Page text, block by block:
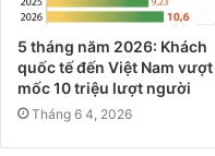
5 tháng năm 2026: Khách
quốc tế đến Việt Nam vượt
mốc 10 triệu lượt người
Tháng 6 4, 2026